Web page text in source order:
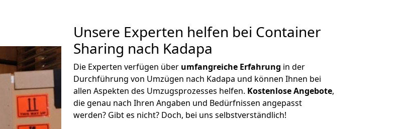
Unsere Experten helfen bei Container
Sharing nach Kadapa
Die Experten verfügen über umfangreiche Erfahrung in der
Durchführung von Umzügen nach Kadapa und können Ihnen bei
allen Aspekten des Umzugsprozesses helfen. Kostenlose Angebote,
die genau nach Ihren Angaben und Bedürfnissen angepasst
werden? Gibt es nicht? Doch, bei uns selbstverständlich!